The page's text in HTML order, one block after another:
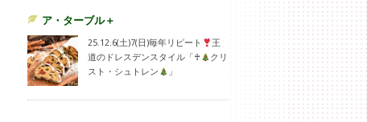
ア・ターブル＋
25.12.6(土)7(日)毎年リピート
王
道のドレスデンスタイル「♰
クリ
スト・シュトレン
」